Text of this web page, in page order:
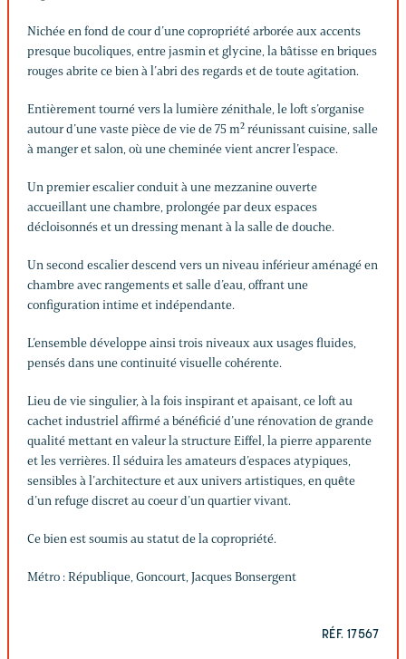
Nichée en fond de cour d’une copropriété arborée aux accents
presque bucoliques, entre jasmin et glycine, la bâtisse en briques
rouges abrite ce bien à l’abri des regards et de toute agitation.
Entièrement tourné vers la lumière zénithale, le loft s’organise
autour d’une vaste pièce de vie de 75 m² réunissant cuisine, salle
à manger et salon, où une cheminée vient ancrer l’espace.
Un premier escalier conduit à une mezzanine ouverte
accueillant une chambre, prolongée par deux espaces
décloisonnés et un dressing menant à la salle de douche.
Un second escalier descend vers un niveau inférieur aménagé en
chambre avec rangements et salle d’eau, offrant une
configuration intime et indépendante.
L’ensemble développe ainsi trois niveaux aux usages fluides,
pensés dans une continuité visuelle cohérente.
Lieu de vie singulier, à la fois inspirant et apaisant, ce loft au
cachet industriel affirmé a bénéficié d’une rénovation de grande
qualité mettant en valeur la structure Eiffel, la pierre apparente
et les verrières. Il séduira les amateurs d’espaces atypiques,
sensibles à l’architecture et aux univers artistiques, en quête
d’un refuge discret au coeur d’un quartier vivant.
Ce bien est soumis au statut de la copropriété.
Métro : République, Goncourt, Jacques Bonsergent
RÉF. 17567